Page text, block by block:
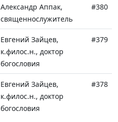
Александр Аппак,
священнослужитель
#380
Евгений Зайцев,
к.филос.н., доктор
богословия
#379
Евгений Зайцев,
к.филос.н., доктор
богословия
#378